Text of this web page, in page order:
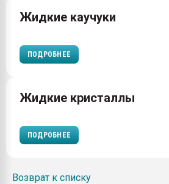
Жидкие каучуки
ПОДРОБНЕЕ
Жидкие кристаллы
ПОДРОБНЕЕ
Возврат к списку